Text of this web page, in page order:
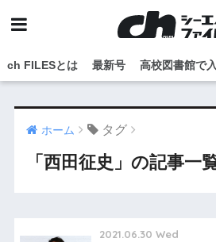
ch FILESとは 最新号 高校図書館で
ホーム タグ
「西田征史」の記事一
2021.06.30 Wed